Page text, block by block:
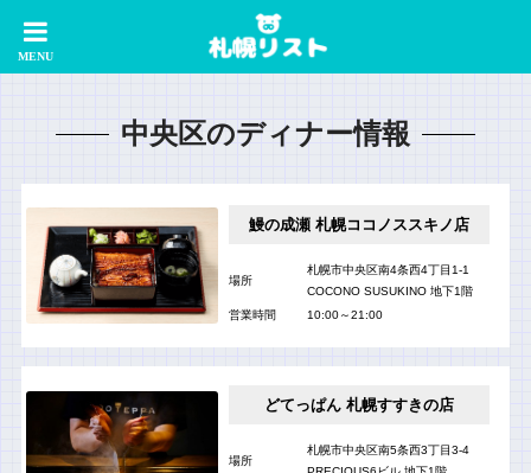
中央区のディナー情報
鰻の成瀬 札幌ココノススキノ店
場所
札幌市中央区南4条西4丁目1-1
COCONO SUSUKINO 地下1階
営業時間
10:00～21:00
どてっぱん 札幌すすきの店
場所
札幌市中央区南5条西3丁目3-4